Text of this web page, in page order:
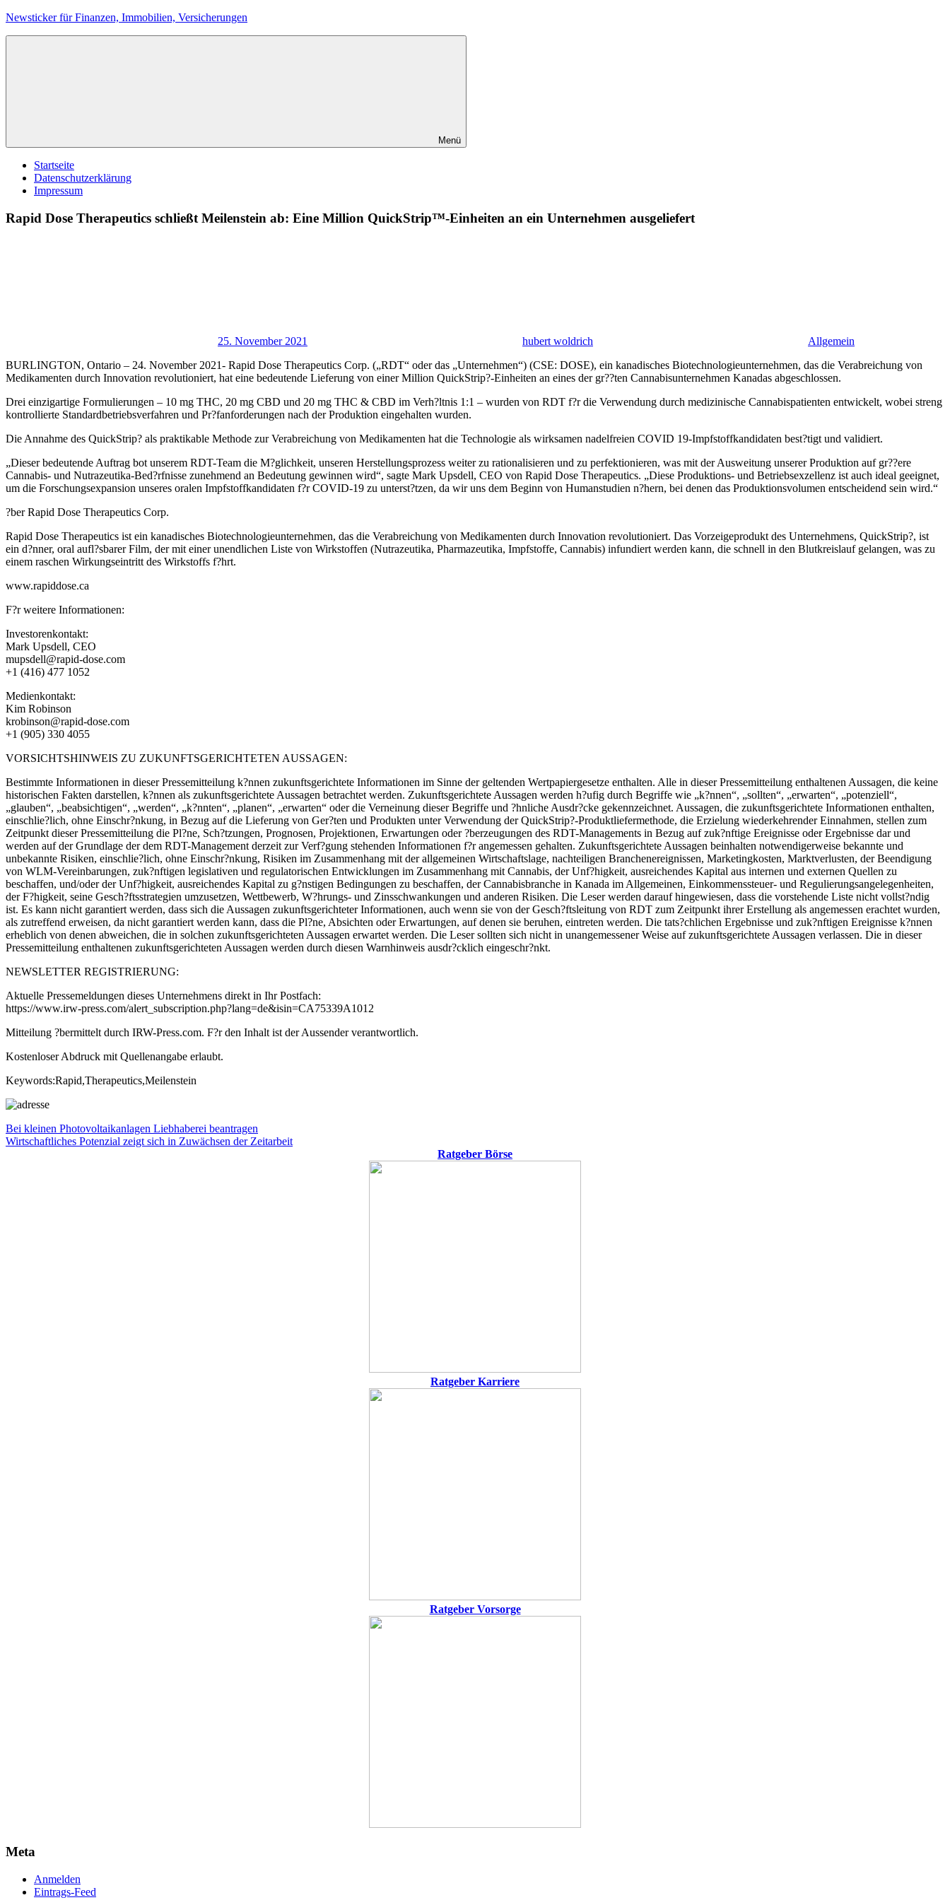
Zum
Newsticker für Finanzen, Immobilien, Versicherungen
Menü
Startseite
Datenschutzerklärung
Impressum
Rapid Dose Therapeutics schließt Meilenstein ab: Eine Million QuickStrip™-Einheiten an ein Unternehmen ausgeliefert
25. November 2021 hubert woldrich
Allgemein
BURLINGTON, Ontario – 24. November 2021- Rapid Dose Therapeutics Corp. („RDT“ oder das „Unternehmen“) (CSE: DOSE), ein kanadisches Biotechnologieunternehmen, das die Verabreichung von
Medikamenten durch Innovation revolutioniert, hat eine bedeutende Lieferung von einer Million QuickStrip?-Einheiten an eines der gr??ten Cannabisunternehmen Kanadas abgeschlossen.
Drei einzigartige Formulierungen – 10 mg THC, 20 mg CBD und 20 mg THC & CBD im Verh?ltnis 1:1 – wurden von RDT f?r die Verwendung durch medizinische Cannabispatienten entwickelt, wobei streng
kontrollierte Standardbetriebsverfahren und Pr?fanforderungen nach der Produktion eingehalten wurden.
Die Annahme des QuickStrip? als praktikable Methode zur Verabreichung von Medikamenten hat die Technologie als wirksamen nadelfreien COVID 19-Impfstoffkandidaten best?tigt und validiert.
„Dieser bedeutende Auftrag bot unserem RDT-Team die M?glichkeit, unseren Herstellungsprozess weiter zu rationalisieren und zu perfektionieren, was mit der Ausweitung unserer Produktion auf gr??ere
Cannabis- und Nutrazeutika-Bed?rfnisse zunehmend an Bedeutung gewinnen wird“, sagte Mark Upsdell, CEO von Rapid Dose Therapeutics. „Diese Produktions- und Betriebsexzellenz ist auch ideal geeignet,
um die Forschungsexpansion unseres oralen Impfstoffkandidaten f?r COVID-19 zu unterst?tzen, da wir uns dem Beginn von Humanstudien n?hern, bei denen das Produktionsvolumen entscheidend sein wird.“
?ber Rapid Dose Therapeutics Corp.
Rapid Dose Therapeutics ist ein kanadisches Biotechnologieunternehmen, das die Verabreichung von Medikamenten durch Innovation revolutioniert. Das Vorzeigeprodukt des Unternehmens, QuickStrip?, ist
ein d?nner, oral aufl?sbarer Film, der mit einer unendlichen Liste von Wirkstoffen (Nutrazeutika, Pharmazeutika, Impfstoffe, Cannabis) infundiert werden kann, die schnell in den Blutkreislauf gelangen, was zu
einem raschen Wirkungseintritt des Wirkstoffs f?hrt.
www.rapiddose.ca
F?r weitere Informationen:
Investorenkontakt:
Mark Upsdell, CEO
mupsdell@rapid-dose.com
+1 (416) 477 1052
Medienkontakt:
Kim Robinson
krobinson@rapid-dose.com
+1 (905) 330 4055
VORSICHTSHINWEIS ZU ZUKUNFTSGERICHTETEN AUSSAGEN:
Bestimmte Informationen in dieser Pressemitteilung k?nnen zukunftsgerichtete Informationen im Sinne der geltenden Wertpapiergesetze enthalten. Alle in dieser Pressemitteilung enthaltenen Aussagen, die keine
historischen Fakten darstellen, k?nnen als zukunftsgerichtete Aussagen betrachtet werden. Zukunftsgerichtete Aussagen werden h?ufig durch Begriffe wie „k?nnen“, „sollten“, „erwarten“, „potenziell“,
„glauben“, „beabsichtigen“, „werden“, „k?nnten“, „planen“, „erwarten“ oder die Verneinung dieser Begriffe und ?hnliche Ausdr?cke gekennzeichnet. Aussagen, die zukunftsgerichtete Informationen enthalten,
einschlie?lich, ohne Einschr?nkung, in Bezug auf die Lieferung von Ger?ten und Produkten unter Verwendung der QuickStrip?-Produktliefermethode, die Erzielung wiederkehrender Einnahmen, stellen zum
Zeitpunkt dieser Pressemitteilung die Pl?ne, Sch?tzungen, Prognosen, Projektionen, Erwartungen oder ?berzeugungen des RDT-Managements in Bezug auf zuk?nftige Ereignisse oder Ergebnisse dar und
werden auf der Grundlage der dem RDT-Management derzeit zur Verf?gung stehenden Informationen f?r angemessen gehalten. Zukunftsgerichtete Aussagen beinhalten notwendigerweise bekannte und
unbekannte Risiken, einschlie?lich, ohne Einschr?nkung, Risiken im Zusammenhang mit der allgemeinen Wirtschaftslage, nachteiligen Branchenereignissen, Marketingkosten, Marktverlusten, der Beendigung
von WLM-Vereinbarungen, zuk?nftigen legislativen und regulatorischen Entwicklungen im Zusammenhang mit Cannabis, der Unf?higkeit, ausreichendes Kapital aus internen und externen Quellen zu
beschaffen, und/oder der Unf?higkeit, ausreichendes Kapital zu g?nstigen Bedingungen zu beschaffen, der Cannabisbranche in Kanada im Allgemeinen, Einkommenssteuer- und Regulierungsangelegenheiten,
der F?higkeit, seine Gesch?ftsstrategien umzusetzen, Wettbewerb, W?hrungs- und Zinsschwankungen und anderen Risiken. Die Leser werden darauf hingewiesen, dass die vorstehende Liste nicht vollst?ndig
ist. Es kann nicht garantiert werden, dass sich die Aussagen zukunftsgerichteter Informationen, auch wenn sie von der Gesch?ftsleitung von RDT zum Zeitpunkt ihrer Erstellung als angemessen erachtet wurden,
als zutreffend erweisen, da nicht garantiert werden kann, dass die Pl?ne, Absichten oder Erwartungen, auf denen sie beruhen, eintreten werden. Die tats?chlichen Ergebnisse und zuk?nftigen Ereignisse k?nnen
erheblich von denen abweichen, die in solchen zukunftsgerichteten Aussagen erwartet werden. Die Leser sollten sich nicht in unangemessener Weise auf zukunftsgerichtete Aussagen verlassen. Die in dieser
Pressemitteilung enthaltenen zukunftsgerichteten Aussagen werden durch diesen Warnhinweis ausdr?cklich eingeschr?nkt.
NEWSLETTER REGISTRIERUNG:
Aktuelle Pressemeldungen dieses Unternehmens direkt in Ihr Postfach:
https://www.irw-press.com/alert_subscription.php?lang=de&isin=CA75339A1012
Mitteilung ?bermittelt durch IRW-Press.com. F?r den Inhalt ist der Aussender verantwortlich.
Kostenloser Abdruck mit Quellenangabe erlaubt.
Keywords:Rapid,Therapeutics,Meilenstein
Beitragsnavigation
Vorheriger
Beitrag:
Bei kleinen Photovoltaikanlagen Liebhaberei beantragen
Nächster
Wirtschaftliches Potenzial zeigt sich in Zuwächsen der Zeitarbeit
Ratgeber Börse
Ratgeber Karriere
Ratgeber Vorsorge
Meta
Anmelden
Eintrags-Feed